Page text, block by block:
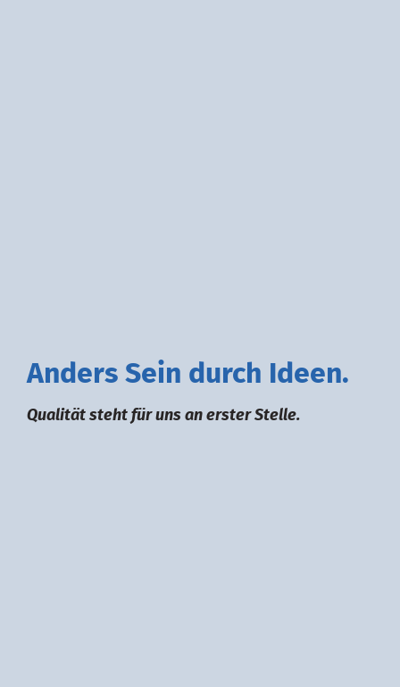
Anders Sein durch deen.
Qualität steht für uns an erster Stelle.